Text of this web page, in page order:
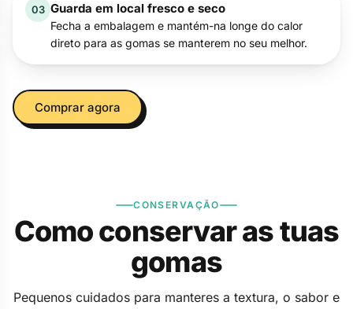
03 Guarda em local fresco e seco
Fecha a embalagem e mantém-na longe do calor
direto para as gomas se manterem no seu melhor.
Comprar agora
CONSERVAÇÃO
Como conservar as tuas
gomas
Pequenos cuidados para manteres a textura, o sabor e